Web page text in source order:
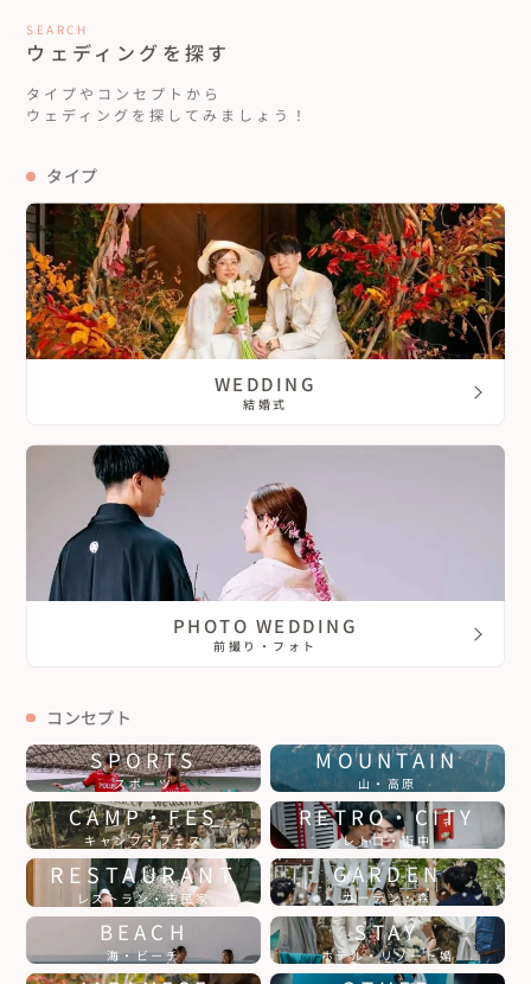
SEARCH
ウェディングを探す
タイプやコンセプトから
ウェディングを探してみましょう！
タイプ
WEDDING
結婚式
PHOTO WEDDING
前撮り・フォト
コンセプト
SPORTS
スポーツ
MOUNTAIN
山・高原
CAMP・FES
キャンプ・フェス
RETRO・CITY
レトロ・街中
RESTAURANT
レストラン・古民家
GARDEN
ガーデン・森
BEACH
海・ビーチ
STAY
ホテル・リゾート婚